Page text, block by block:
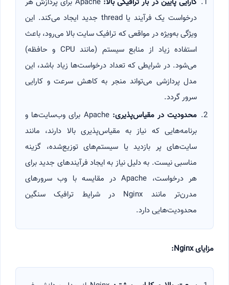
درخواست یک فرآیند یا thread جدید ایجاد می‌کند. این
ویژگی به‌ویژه در مواقعی که ترافیک سایت بالا می‌رود، باعث
استفاده زیاد از منابع سیستم (مانند CPU و حافظه)
می‌شود. در شرایطی که تعداد درخواست‌ها زیاد باشد، این
مدل پردازشی می‌تواند منجر به کاهش سرعت و کارایی
سرور گردد.
محدودیت در مقیاس‌پذیری:
Apache برای وب‌سایت‌ها و
برنامه‌هایی که نیاز به مقیاس‌پذیری بالا دارند، مانند
سایت‌های پر بازدید یا سیستم‌های توزیع‌شده، گزینه
مناسبی نیست. به دلیل نیاز به ایجاد فرآیندهای جدید برای
هر درخواست، Apache در مقایسه با وب سرورهای
مدرن‌تر مانند Nginx در شرایط ترافیک سنگین
محدودیت‌هایی دارد.
مزایایNginx: